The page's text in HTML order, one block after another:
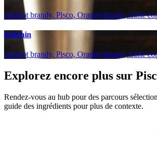
Apricot brandy, Pisco, Orange liqueur, Lime
Dulchin
Apricot brandy, Pisco, Orange liqueur, Lime
Explorez encore plus sur
Rendez-vous au hub pour des parcours
guide des ingrédients pour plus de contexte.